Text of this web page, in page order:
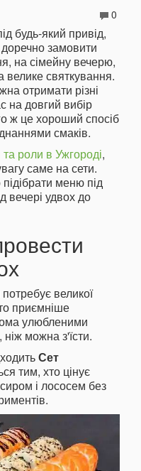
0
будь-який привід,
замовити
на сімейну вечерю,
велике святкування.
отримати різні
на довгий вибір
ж це хороший спосіб
смаків.
роли в Ужгороді,
саме на сети.
меню під
вечері удвох до
великої
приємніше
улюбленими
можна з'їсти.
Сет
тим, хто цінує
і лососем без